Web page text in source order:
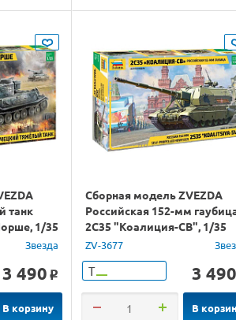
танк
1/35
Звезда
3 490 o
В корзину
Сборная модель ZVEZDA
Российская 152-мм
2С35 "Коалиция-СВ", 1/35
ZV-3677
Т 3 490
В